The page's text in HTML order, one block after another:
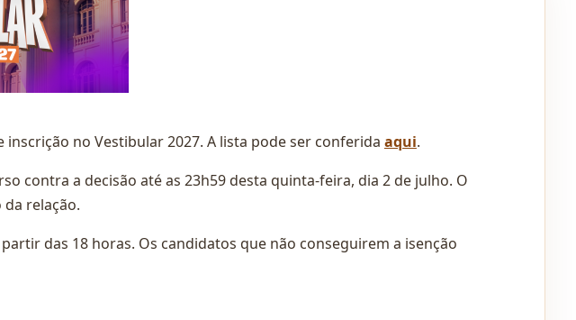
no Vestibular 2027. A lista pode ser conferida aqui.
contra a decisão até as 23h59 desta quinta-feira, dia 2 de julho. O
relação.
das 18 horas. Os candidatos que não conseguirem a isenção